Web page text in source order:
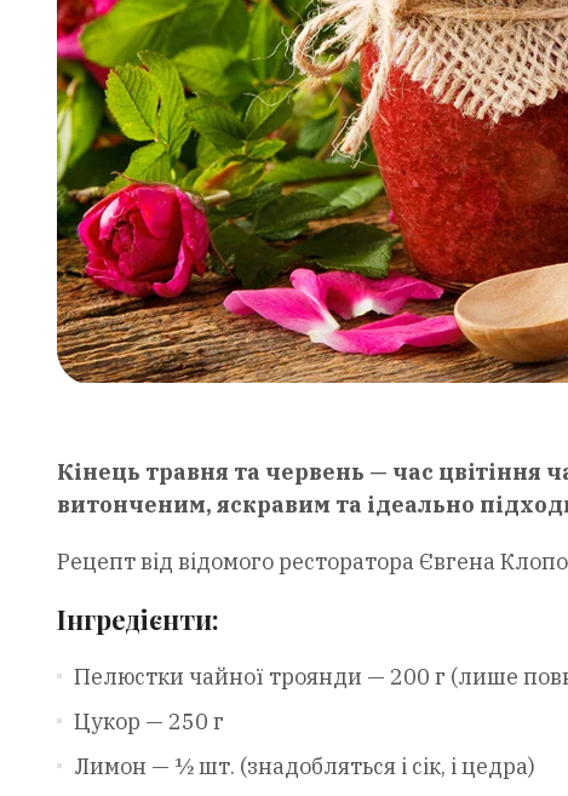
Кінець травня та червень — час цвітіння
витонченим, яскравим та ідеально
Рецепт від відомого ресторатора Євгена
Інгредієнти:
Пелюстки чайної троянди — 200 г (лише
Цукор — 250 г
Лимон — ½ шт. (знадобляться і сік, і цедра)